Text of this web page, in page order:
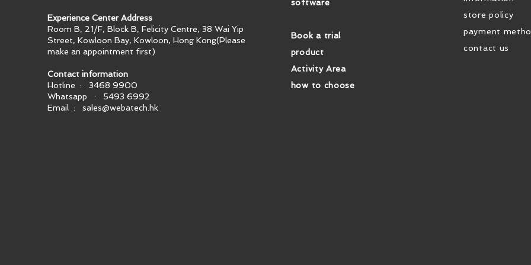
Experience Center Address
Room B, 21/F, Block B, Felicity Centre, 38 Wai Yip
Street, Kowloon Bay, Kowloon, Hong Kong​(Please
make an appointment first)
Contact information
Hotline : 3468 9900
Whatsapp : 5493 6992
Email :sales@webatech.hk
software
Book a trial
product
Activity Area
how to choose
store policy
payment
contact us